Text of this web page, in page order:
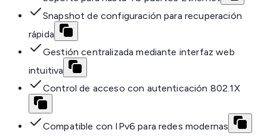
Snapshot de configuración para recuperación
rápida
Gestión centralizada mediante interfaz web
intuitiva
Control de acceso con autenticación 802.1X
Compatible con IPv6 para redes modernas